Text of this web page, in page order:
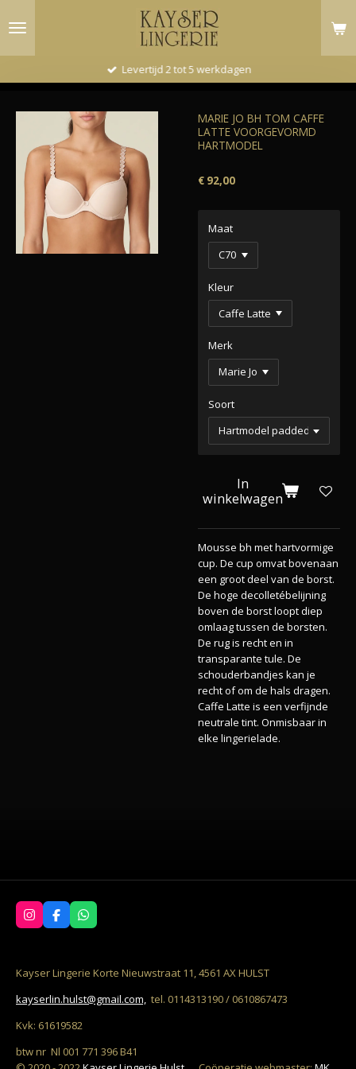
direct
Levertijd 2 tot 5 werkdagen
MARIE JO BH TOM CAFFE
LATTE VOORGEVORMD
HARTMODEL
€ 92,00
Maat
Kleur
Merk
Soort
In
winkelwagen
Mousse bh met hartvormige
cup. De cup omvat bovenaan
een groot deel van de borst.
De hoge decolletébelijning
boven de borst loopt diep
omlaag tussen de borsten.
De rug is recht en in
transparante tule. De
schouderbandjes kan je
recht of om de hals dragen.
Caffe Latte is een verfijnde
neutrale tint. Onmisbaar in
elke lingerielade.
I
n
g
a
F
a
b
o
k
W
h
s
A
p
Kayser Lingerie Korte Nieuwstraat 11, 4561 AX HULST
kayserlin.hulst@gmail.com, tel. 0114313190 / 0610867473
Kvk: 61619582
btw nr Nl 001 771 396 B41